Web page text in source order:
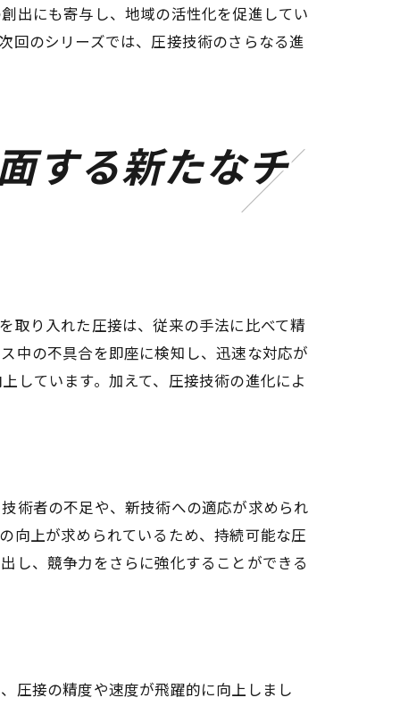
出にも寄与し、地域の活性化を促進してい
回のシリーズでは、圧接技術のさらなる進
する新たなチ
取り入れた圧接は、従来の手法に比べて精
中の不具合を即座に検知し、迅速な対応が
しています。加えて、圧接技術の進化によ
術者の不足や、新技術への適応が求められ
向上が求められているため、持続可能な圧
し、競争力をさらに強化することができる
圧接の精度や速度が飛躍的に向上しまし